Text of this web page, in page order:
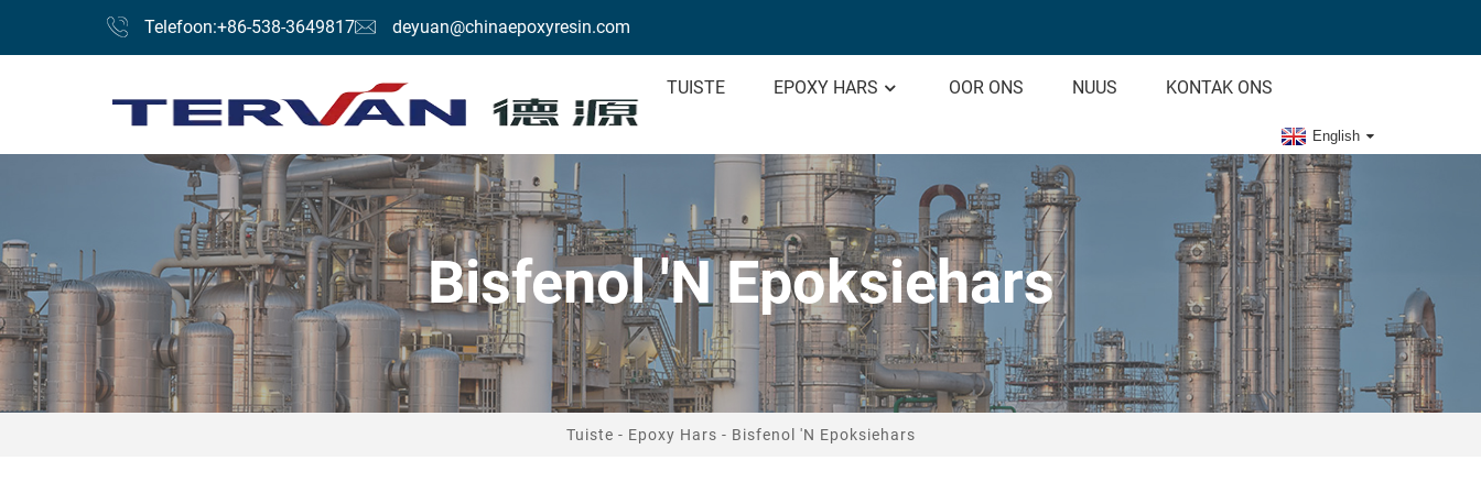
Telefoon:+86-538-3649817 deyuan@chinaepoxyresin.com
TUISTE EPOXY HARS OOR ONS NUUS KONTAK ONS
English
Bisfenol 'n Epoksiehars
Tuiste - Epoxy Hars - Bisfenol 'n Epoksiehars